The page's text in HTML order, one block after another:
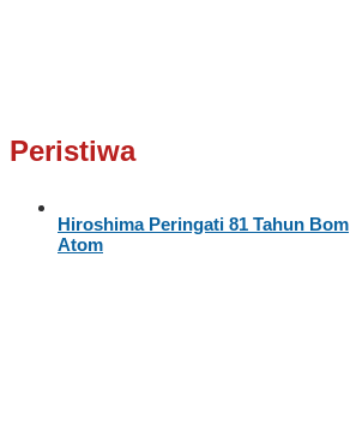
Peristiwa
Hiroshima Peringati 81 Tahun Bom
Atom